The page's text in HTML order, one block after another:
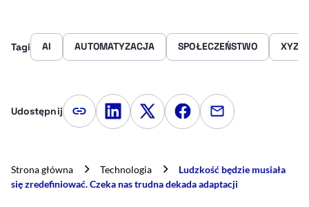
Tagi AI AUTOMATYZACJA SPOŁECZEŃSTWO XYZ
Udostępnij Kopiuj link artykułu
Udostępnij na LinkedIn
Udostępnij na Twitterze
Udostępnij na
Udostępnij
Strona główna Technologia
Ludzkość będzie musiała
się zredefiniować. Czeka nas trudna dekada adaptacji